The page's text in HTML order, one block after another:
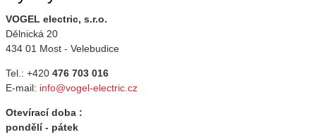
VOGEL electric, s.r.o.
Dělnická 20
434 01 Most - Velebudice
Tel.: +420 476 703 016
E-mail: info@vogel-electric.cz
Otevírací doba :
pondělí - pátek